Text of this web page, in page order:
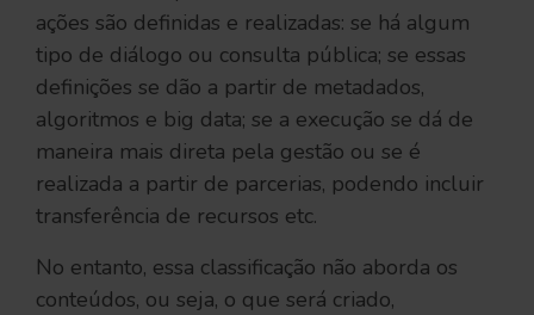
ações são definidas e realizadas: se há algum
tipo de diálogo ou consulta pública; se essas
definições se dão a partir de metadados,
algoritmos e big data; se a execução se dá de
maneira mais direta pela gestão ou se é
realizada a partir de parcerias, podendo incluir
transferência de recursos etc.
No entanto, essa classificação não aborda os
conteúdos, ou seja, o que será criado,